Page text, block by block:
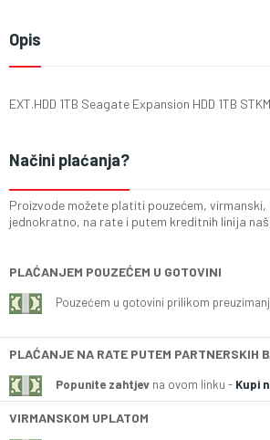
Opis
EXT.HDD 1TB Seagate Expansion HDD 1TB
Načini plaćanja?
Proizvode možete platiti pouzećem,
jednokratno, na rate i putem kreditnih linija
PLAĆANJEM POUZEĆEM U GOTOVINI
Pouzećem u gotovini prilikom
PLAĆANJE NA RATE PUTEM PARTNERSKIH
Popunite zahtjev na ovom linku - Kupi
VIRMANSKOM UPLATOM